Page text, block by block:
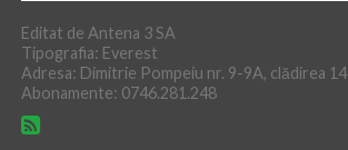
Editat de Antena 3 SA
Tipografia: Everest
Adresa: Dimitrie Pompeiu nr. 9-9A, clădirea 14
Abonamente: 0746.281.248